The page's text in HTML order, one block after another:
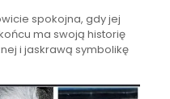
spokojna, gdy jej
ma swoją historię
i jaskrawą symbolikę